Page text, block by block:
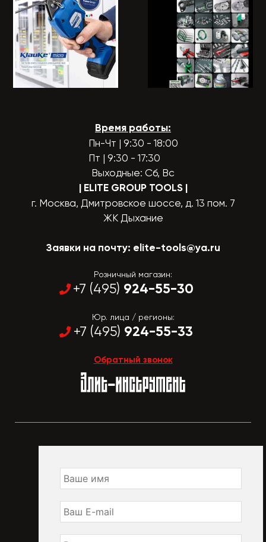
Время работы:
Пн-Чт | 9:30 - 18:00
Пт | 9:30 - 17:30
Выходные: Сб, Вс
| ELITE GROUP TOOLS |
г. Москва, Дмитровское шоссе, д. 13 пом. 7
ЖК Дыхание
Заявки на почту: elite-tools@ya.ru
Розничный магазин:
+7 (495) 924-55-30
Юр. лица / регионы:
+7 (495) 924-55-33
Обратный звонок